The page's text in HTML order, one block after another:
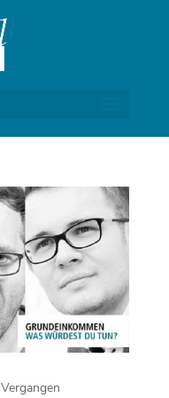
Vergangen